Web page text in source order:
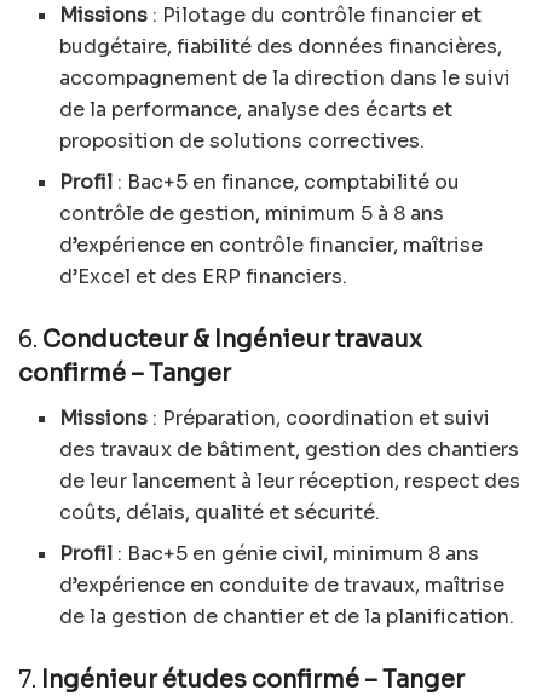
Missions : Pilotage du contrôle financier et
budgétaire, fiabilité des données financières,
accompagnement de la direction dans le suivi
de la performance, analyse des écarts et
proposition de solutions correctives.
Profil : Bac+5 en finance, comptabilité ou
contrôle de gestion, minimum 5 à 8 ans
d’expérience en contrôle financier, maîtrise
d’Excel et des ERP financiers.
6. Conducteur & Ingénieur travaux
confirmé – Tanger
Missions : Préparation, coordination et suivi
des travaux de bâtiment, gestion des chantiers
de leur lancement à leur réception, respect des
coûts, délais, qualité et sécurité.
Profil : Bac+5 en génie civil, minimum 8 ans
d’expérience en conduite de travaux, maîtrise
de la gestion de chantier et de la planification.
7. Ingénieur études confirmé – Tanger